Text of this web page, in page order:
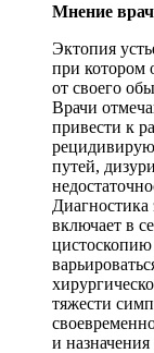
Мнение
Эктопия
при котором
от своего
Врачи
привести к
путей,
Диагностика
включает в
тяжести
и